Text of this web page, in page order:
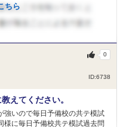
ちら
ID:6738
0
えてください。
強いので毎日予備校の共テ模試
様に毎日予備校共テ模試過去問